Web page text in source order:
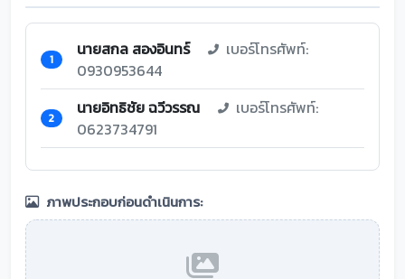
1 นายสกล สองอินทร์
เบอร์โทรศัพท์:
0930953644
2 นายอิทธิชัย ฉวีวรรณ
เบอร์โทรศัพท์:
0623734791
ภาพประกอบก่อนดำเนินการ: